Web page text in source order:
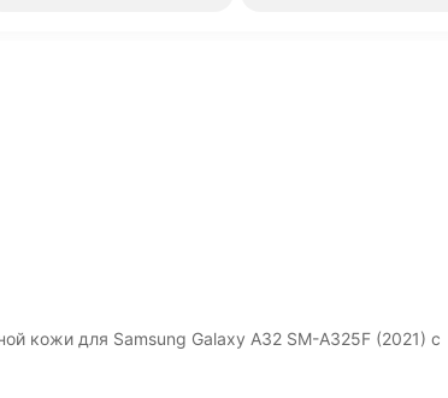
кожи для Samsung Galaxy A32 SM-A325F (2021) с